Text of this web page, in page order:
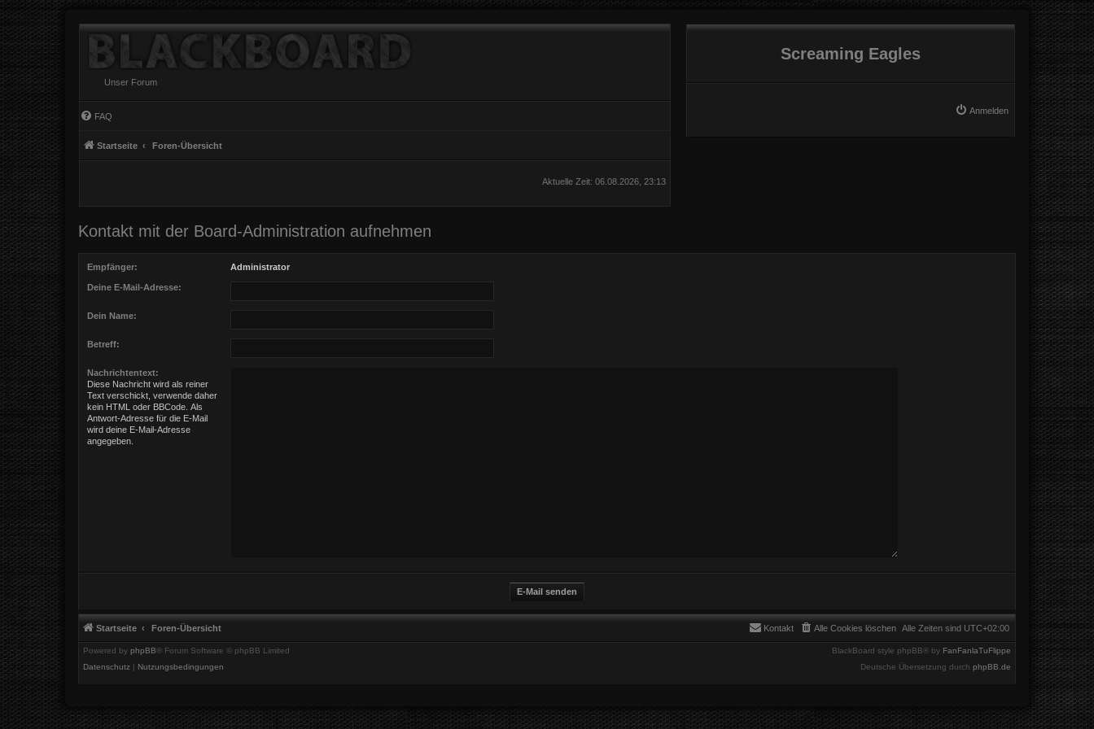
Unser Forum
Screaming Eagles
Anmelden
FAQ
Startseite Foren-Übersicht
Aktuelle Zeit: 06.08.2026, 23:13
Kontakt mit der Board-Administration aufnehmen
Empfänger: Administrator
Deine E-Mail-Adresse:
Dein Name:
Betreff:
Nachrichtentext:
Diese Nachricht wird als reiner
Text verschickt, verwende daher
kein HTML oder BBCode. Als
Antwort-Adresse für die E-Mail
wird deine E-Mail-Adresse
angegeben.
Startseite Foren-Übersicht Alle Zeiten sind UTC+02:00
Alle Cookies löschen
Kontakt
Powered by phpBB® Forum Software © phpBB Limited BlackBoard style phpBB® by FanFanlaTuFlippe
Deutsche Übersetzung durch phpBB.de
Datenschutz | Nutzungsbedingungen